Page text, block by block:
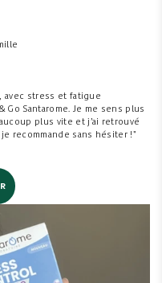
avec stress et fatigue
Go Santarome. Je me sens plus
plus vite et j’ai retrouvé
recommande sans hésiter !"